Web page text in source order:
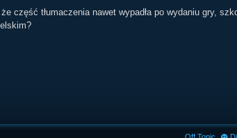
część tłumaczenia nawet wypadła po wydaniu gry,